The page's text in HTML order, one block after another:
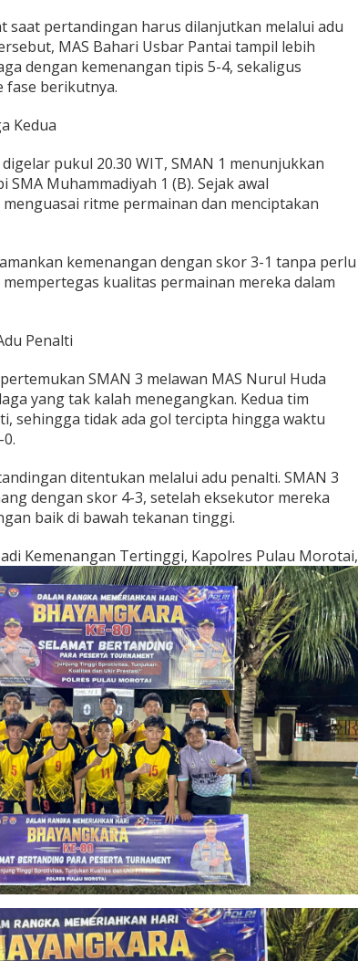
saat pertandingan harus dilanjutkan melalui adu
MAS Bahari Usbar Pantai tampil lebih
dengan kemenangan tipis 5-4, sekaligus
fase berikutnya.
Kedua
pukul 20.30 WIT, SMAN 1 menunjukkan
Muhammadiyah 1 (B). Sejak awal
ritme permainan dan menciptakan
kemenangan dengan skor 3-1 tanpa perlu
kualitas permainan mereka dalam
Penalti
SMAN 3 melawan MAS Nurul Huda
yang tak kalah menegangkan. Kedua tim
sehingga tidak ada gol tercipta hingga waktu
ditentukan melalui adu penalti. SMAN 3
dengan skor 4-3, setelah eksekutor mereka
baik di bawah tekanan tinggi.
Kemenangan Tertinggi, Kapolres Pulau Morotai,